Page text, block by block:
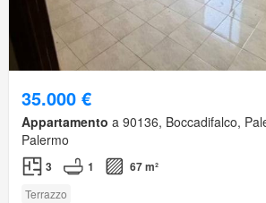
35.000 €
Appartamento a 90136, Boccadifalco,
Palermo
3 1 67 m²
Terrazzo